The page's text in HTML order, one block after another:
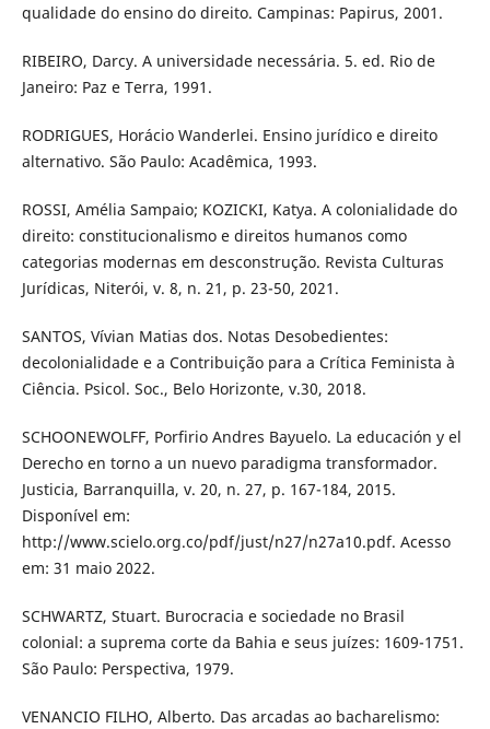
qualidade do ensino do direito. Campinas: Papirus, 2001.
RIBEIRO, Darcy. A universidade necessária. 5. ed. Rio de
Janeiro: Paz e Terra, 1991.
RODRIGUES, Horácio Wanderlei. Ensino jurídico e direito
alternativo. São Paulo: Acadêmica, 1993.
ROSSI, Amélia Sampaio; KOZICKI, Katya. A colonialidade do
direito: constitucionalismo e direitos humanos como
categorias modernas em desconstrução. Revista Culturas
Jurídicas, Niterói, v. 8, n. 21, p. 23-50, 2021.
SANTOS, Vívian Matias dos. Notas Desobedientes:
decolonialidade e a Contribuição para a Crítica Feminista à
Ciência. Psicol. Soc., Belo Horizonte, v.30, 2018.
SCHOONEWOLFF, Porfirio Andres Bayuelo. La educación y el
Derecho en torno a un nuevo paradigma transformador.
Justicia, Barranquilla, v. 20, n. 27, p. 167-184, 2015.
Disponível em:
http://www.scielo.org.co/pdf/just/n27/n27a10.pdf. Acesso
em: 31 maio 2022.
SCHWARTZ, Stuart. Burocracia e sociedade no Brasil
colonial: a suprema corte da Bahia e seus juízes: 1609-1751.
São Paulo: Perspectiva, 1979.
VENANCIO FILHO, Alberto. Das arcadas ao bacharelismo: